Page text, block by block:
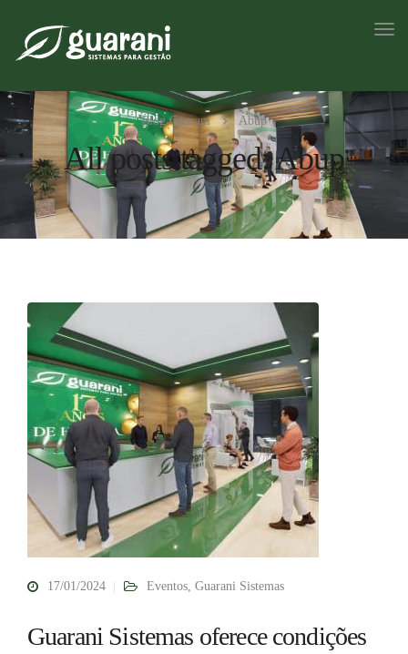
Blog Guarani Abup
All posts tagged: Abup
17/01/2024 Eventos, Guarani Sistemas
Guarani Sistemas oferece condições